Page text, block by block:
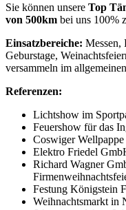
Sie können unsere Top
von 500km bei uns 100%
Einsatzbereiche: Messen,
Geburstage,
versammeln im
Referenzen:
Lichtshow im
Feuershow für das
Coswiger
Elektro Friedel
Richard Wagner
Festung Königstein
Weihnachtsmarkt in